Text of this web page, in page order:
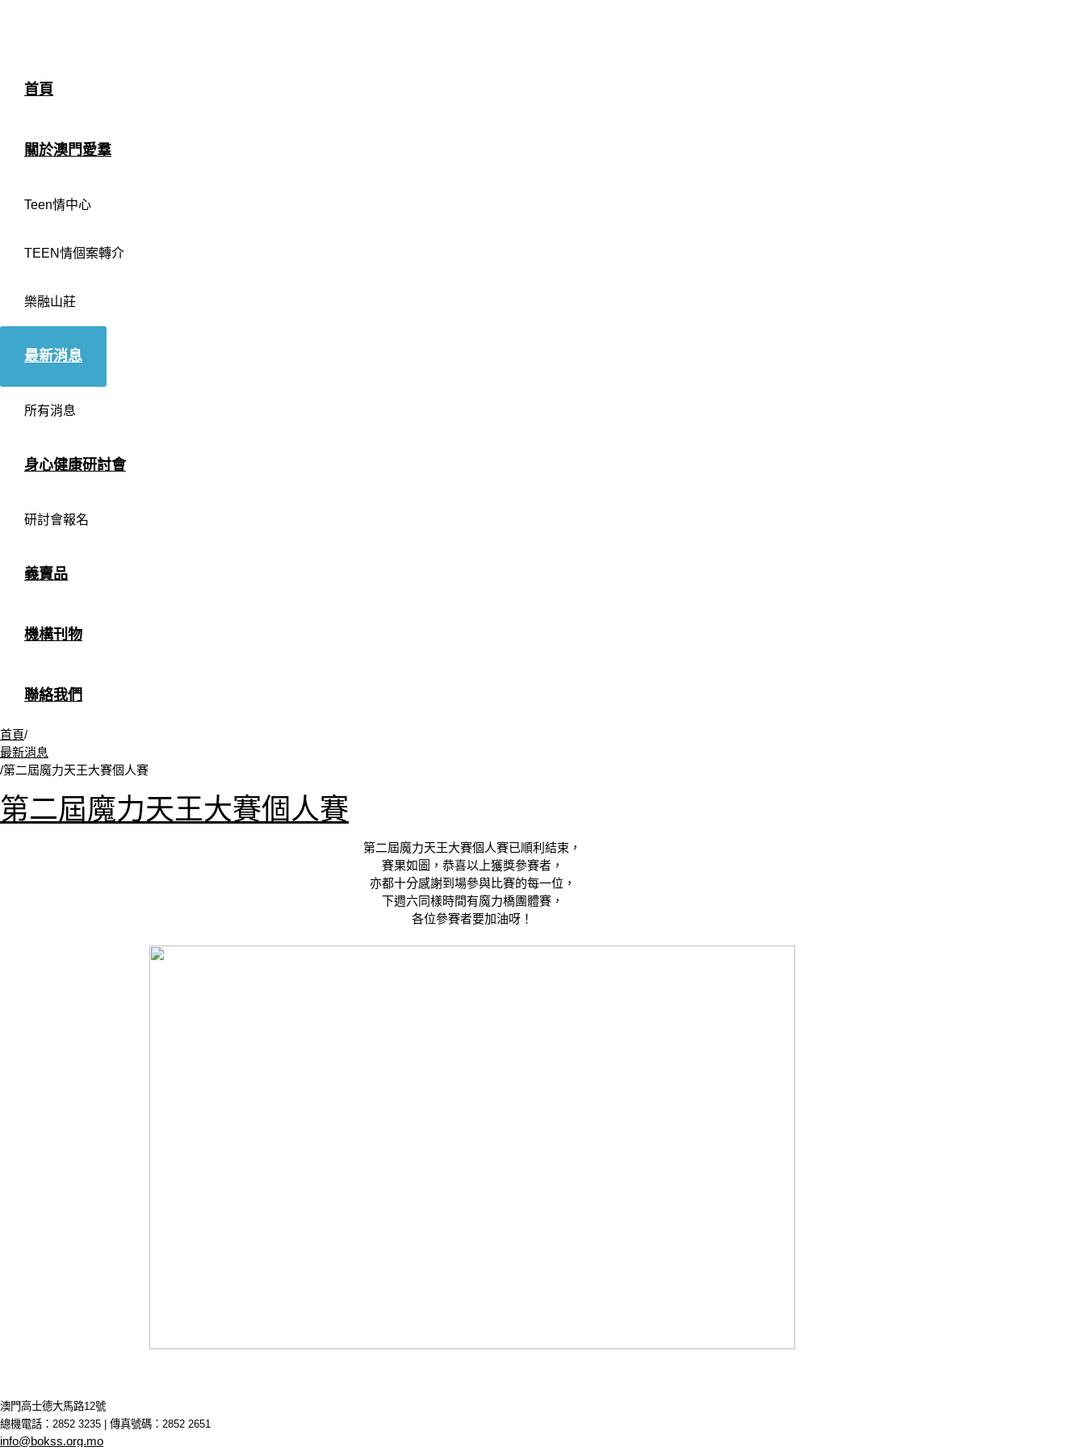
首頁
關於澳門愛羣
Teen情中心
TEEN情個案轉介
樂融山莊
最新消息
所有消息
身心健康研討會
研討會報名
義賣品
機構刊物
聯絡我們
首頁/
最新消息
/第二屆魔力天王大賽個人賽
第二屆魔力天王大賽個人賽
第二屆魔力天王大賽個人賽已順利結束，
賽果如圖，恭喜以上獲獎參賽者，
亦都十分感謝到場參與比賽的每一位，
下週六同樣時間有魔力橋團體賽，
各位參賽者要加油呀！
澳門高士德大馬路12號
總機電話：2852 3235 | 傳真號碼：2852 2651
info@bokss.org.mo